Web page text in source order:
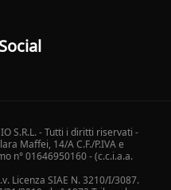
S.R.L. - Tutti i diritti riservati -
Maffei, 14/A C.F./P.IVA e
n° 01646950160 - (c.c.i.a.a.
Licenza SIAE N. 3210/I/3087.